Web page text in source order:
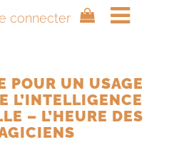
connecter
POUR UN USAGE
L’INTELLIGENCE
– L’HEURE DES